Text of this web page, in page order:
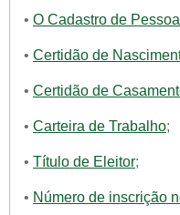
• O Cadastro de
• Certidão de
• Certidão de
• Carteira de Trabalho;
• Título de Eleitor;
• Número de inscrição